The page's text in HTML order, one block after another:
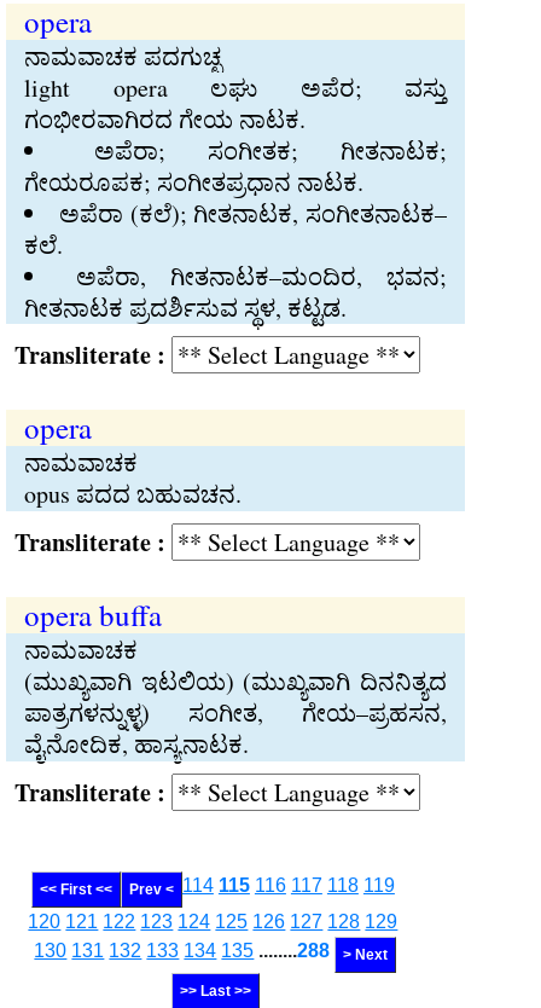
opera
ನಾಮವಾಚಕ ಪದಗುಚ್ಛ
light opera ಲಘು ಅಪೆರ; ವಸ್ತು
ಗಂಭೀರವಾಗಿರದ ಗೇಯ ನಾಟಕ.
ಅಪೆರಾ; ಸಂಗೀತಕ; ಗೀತನಾಟಕ;
ಗೇಯರೂಪಕ; ಸಂಗೀತಪ್ರಧಾನ ನಾಟಕ.
ಅಪೆರಾ (ಕಲೆ); ಗೀತನಾಟಕ, ಸಂಗೀತನಾಟಕ–
ಕಲೆ.
ಅಪೆರಾ, ಗೀತನಾಟಕ–ಮಂದಿರ, ಭವನ;
ಗೀತನಾಟಕ ಪ್ರದರ್ಶಿಸುವ ಸ್ಥಳ, ಕಟ್ಟಡ.
:
opera
ನಾಮವಾಚಕ
opus ಪದದ ಬಹುವಚನ.
:
opera buffa
ನಾಮವಾಚಕ
(ಮುಖ್ಯವಾಗಿ ಇಟಲಿಯ) (ಮುಖ್ಯವಾಗಿ ದಿನನಿತ್ಯದ
ಪಾತ್ರಗಳನ್ನುಳ್ಳ) ಸಂಗೀತ, ಗೇಯ–ಪ್ರಹಸನ,
ವೈನೋದಿಕ, ಹಾಸ್ಯನಾಟಕ.
:
<< First << Prev < 114 115 116 117 118 119
120 121 122 123 124 125 126 127 128 129
130 131 132 133 134 135 ........288 > Next
>> Last >>